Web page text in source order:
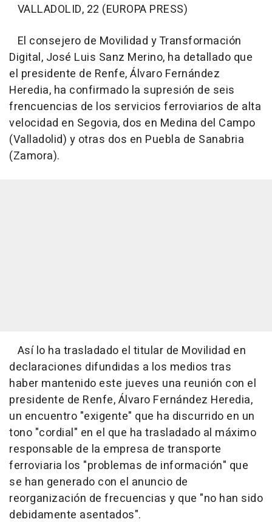
VALLADOLID, 22 (EUROPA PRESS)
El consejero de Movilidad y Transformación
Digital, José Luis Sanz Merino, ha detallado que
el presidente de Renfe, Álvaro Fernández
Heredia, ha confirmado la supresión de seis
frencuencias de los servicios ferroviarios de alta
velocidad en Segovia, dos en Medina del Campo
(Valladolid) y otras dos en Puebla de Sanabria
(Zamora).
Así lo ha trasladado el titular de Movilidad en
declaraciones difundidas a los medios tras
haber mantenido este jueves una reunión con el
presidente de Renfe, Álvaro Fernández Heredia,
un encuentro "exigente" que ha discurrido en un
tono "cordial" en el que ha trasladado al máximo
responsable de la empresa de transporte
ferroviaria los "problemas de información" que
se han generado con el anuncio de
reorganización de frecuencias y que "no han sido
debidamente asentados".